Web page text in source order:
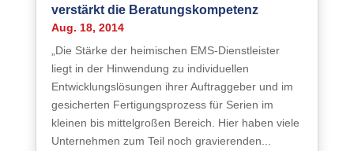
verstärkt die Beratungskompetenz
Aug. 18, 2014
„Die Stärke der heimischen EMS-Dienstleister
liegt in der Hinwendung zu individuellen
Entwicklungslösungen ihrer Auftraggeber und im
gesicherten Fertigungsprozess für Serien im
kleinen bis mittelgroßen Bereich. Hier haben viele
Unternehmen zum Teil noch gravierenden...